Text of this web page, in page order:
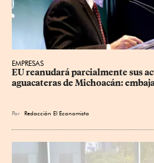
EMPRESAS
EU reanudará parcialmente sus
aguacateras de Michoacán:
Por Redacción El Economista